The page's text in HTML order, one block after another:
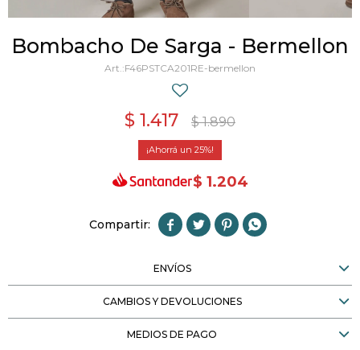
Bombacho De Sarga - Bermellon
F46PSTCA201RE-bermellon
$ 1.417 $ 1.890
25
$ 1.204
   
ENVÍOS
CAMBIOS Y DEVOLUCIONES
MEDIOS DE PAGO